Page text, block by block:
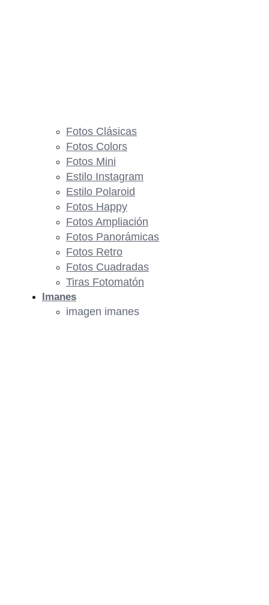
Fotos Clásicas
Fotos Colors
Fotos Mini
Estilo Instagram
Estilo Polaroid
Fotos Happy
Fotos Ampliación
Fotos Panorámicas
Fotos Retro
Fotos Cuadradas
Tiras Fotomatón
Imanes
imagen imanes